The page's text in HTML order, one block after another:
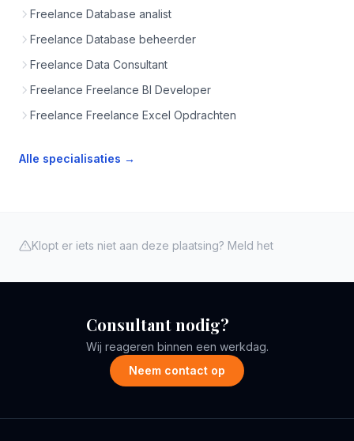
Freelance Database analist
Freelance Database beheerder
Freelance Data Consultant
Freelance Freelance BI Developer
Freelance Freelance Excel Opdrachten
Alle specialisaties →
Klopt er iets niet aan deze plaatsing? Meld het
Consultant nodig?
Wij reageren binnen een werkdag.
Neem contact op